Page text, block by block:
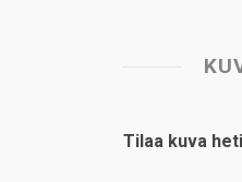
Tilaa kuva